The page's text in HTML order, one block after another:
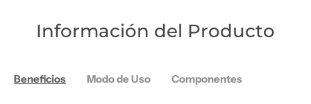
Información del Producto
Beneficios Modo de Uso Componentes